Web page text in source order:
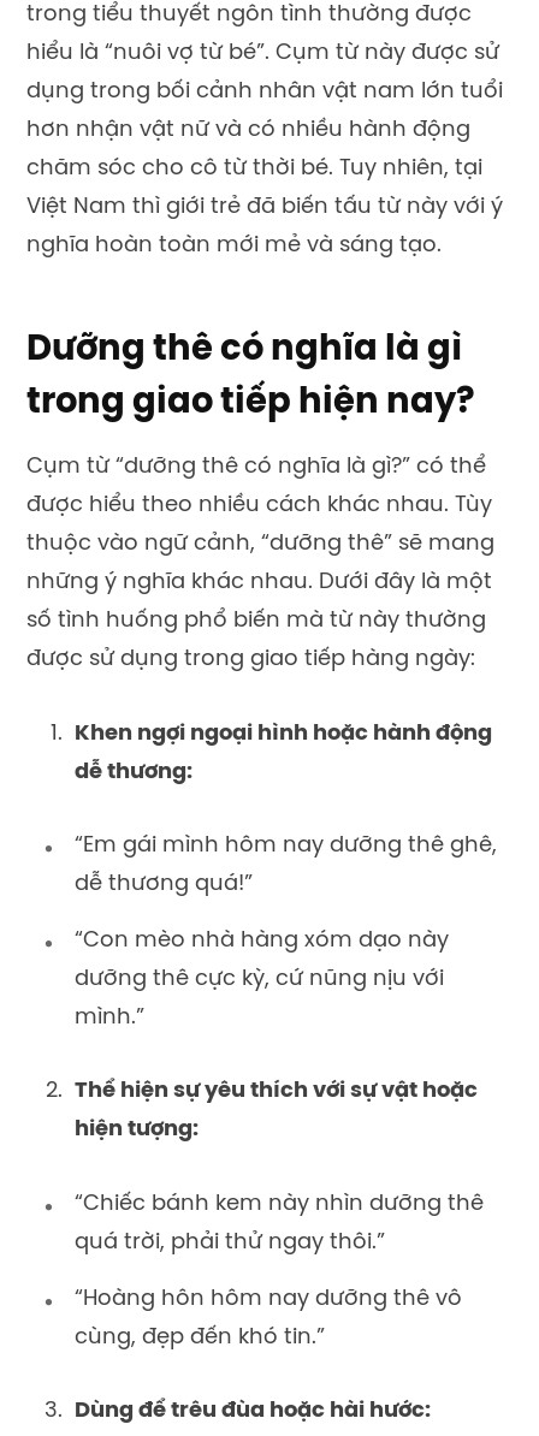
trong tiểu thuyết ngôn tình thường được
hiểu là “nuôi vợ từ bé”. Cụm từ này được sử
dụng trong bối cảnh nhân vật nam lớn tuổi
hơn nhận vật nữ và có nhiều hành động
chăm sóc cho cô từ thời bé. Tuy nhiên, tại
Việt Nam thì giới trẻ đã biến tấu từ này với ý
nghĩa hoàn toàn mới mẻ và sáng tạo.
Dưỡng thê có nghĩa là gì
trong giao tiếp hiện nay?
Cụm từ “dưỡng thê có nghĩa là gì?” có thể
được hiểu theo nhiều cách khác nhau. Tùy
thuộc vào ngữ cảnh, “dưỡng thê” sẽ mang
những ý nghĩa khác nhau. Dưới đây là một
số tình huống phổ biến mà từ này thường
được sử dụng trong giao tiếp hàng ngày:
Khen ngợi ngoại hình hoặc hành động
dễ thương:
“Em gái mình hôm nay dưỡng thê ghê,
dễ thương quá!”
“Con mèo nhà hàng xóm dạo này
dưỡng thê cực kỳ, cứ nũng nịu với
mình.”
Thể hiện sự yêu thích với sự vật hoặc
hiện tượng:
“Chiếc bánh kem này nhìn dưỡng thê
quá trời, phải thử ngay thôi.”
“Hoàng hôn hôm nay dưỡng thê vô
cùng, đẹp đến khó tin.”
Dùng để trêu đùa hoặc hài hước: